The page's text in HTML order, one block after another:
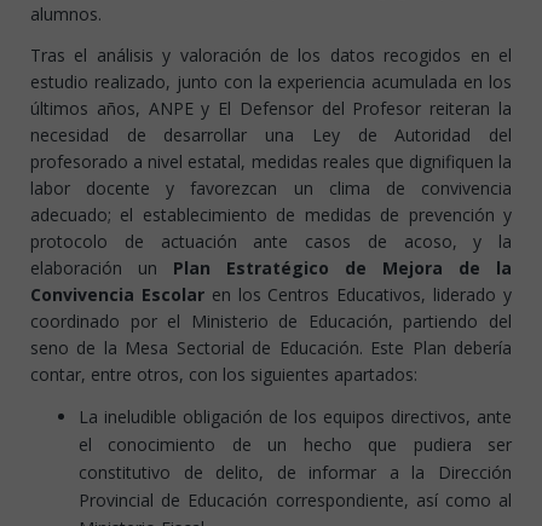
alumnos.
Tras el análisis y valoración de los datos recogidos en el
estudio realizado, junto con la experiencia acumulada en los
últimos años, ANPE y El Defensor del Profesor reiteran la
necesidad de desarrollar una Ley de Autoridad del
profesorado a nivel estatal, medidas reales que dignifiquen la
labor docente y favorezcan un clima de convivencia
adecuado; el establecimiento de medidas de prevención y
protocolo de actuación ante casos de acoso, y la
elaboración un Plan Estratégico de Mejora de la
Convivencia Escolaren los Centros Educativos, liderado y
coordinado por el Ministerio de Educación, partiendo del
seno de la Mesa Sectorial de Educación. Este Plan debería
contar, entre otros, con los siguientes apartados:
La ineludible obligación de los equipos directivos, ante
el conocimiento de un hecho que pudiera ser
constitutivo de delito, de informar a la Dirección
Provincial de Educación correspondiente, así como al